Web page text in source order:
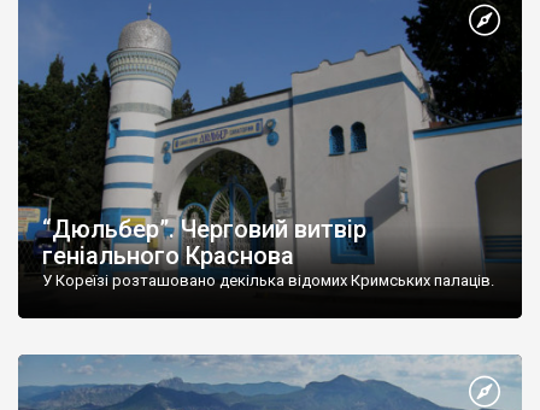
“Дюльбер”. Черговий витвір
геніального Краснова
У Кореїзі розташовано декілька відомих Кримських палаців.